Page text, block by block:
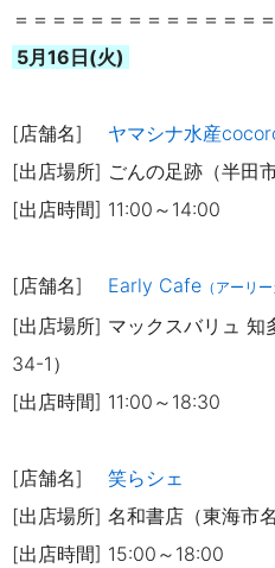
＝＝＝＝＝＝＝＝＝＝＝＝＝
5月16日(火)
[店舗名] ヤマシナ水産
[出店場所] ごんの足跡 （半田
[出店時間] 11:00～14:00
[店舗名] Early Cafe （アーリ
[出店場所] マックスバリュ
34-1）
[出店時間] 11:00～18:30
[店舗名] 笑らシェ
[出店場所] 名和書店（東海市
[出店時間] 15:00～18:00